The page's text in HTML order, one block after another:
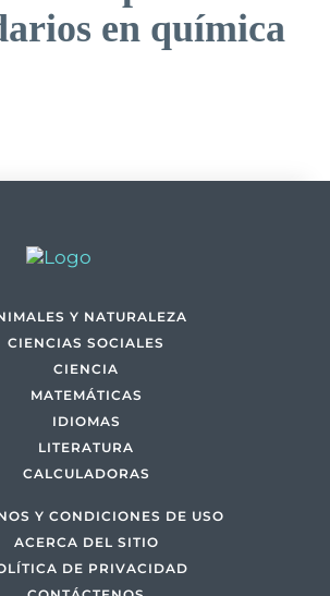
en química
Y NATURALEZA
CIENCIAS SOCIALES
CIENCIA
MATEMÁTICAS
IDIOMAS
LITERATURA
CALCULADORAS
Y CONDICIONES DE USO
ACERCA DEL SITIO
DE PRIVACIDAD